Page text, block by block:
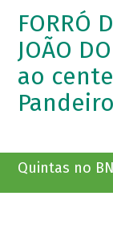
FORRÓ
JOÃO
ao
Pandeiro
Quintas no